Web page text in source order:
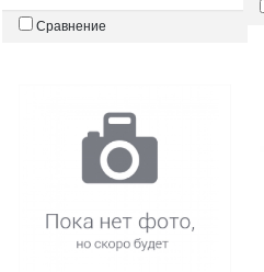
Сравнение